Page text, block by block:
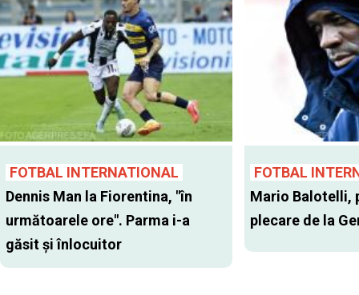
FOTBAL INTERNATIONAL
Dennis Man la Fiorentina, "în
următoarele ore". Parma i-a
găsit şi înlocuitor
FOTBAL
Mario Balotelli,
plecare de la